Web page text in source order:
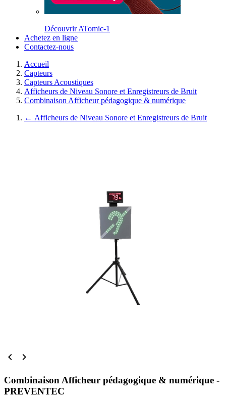
Découvrir ATomic-1
Achetez en ligne
Contactez-nous
Accueil
Capteurs
Capteurs Acoustiques
Afficheurs de Niveau Sonore et Enregistreurs de Bruit
Combinaison Afficheur pédagogique & numérique
← Afficheurs de Niveau Sonore et Enregistreurs de Bruit
 
Combinaison Afficheur pédagogique & numérique -
PREVENTEC